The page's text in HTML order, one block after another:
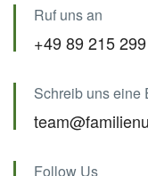
Ruf uns an
+49 89 215
Schreib uns eine
Follow Us